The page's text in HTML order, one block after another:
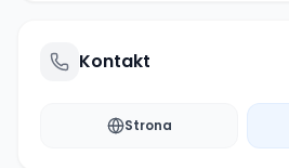
Kontakt
Strona